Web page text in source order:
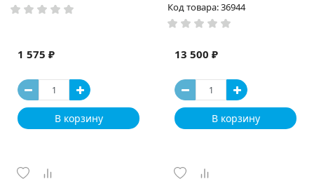
1 575 ₽
В корзину
Код товара: 36944
13 500 ₽
В корзину